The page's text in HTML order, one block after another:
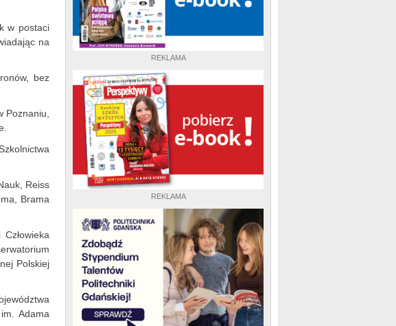
REKLAMA
REKLAMA
w postaci
na
bez
Poznaniu,
Reiss
Brama
Polskiej
Adama